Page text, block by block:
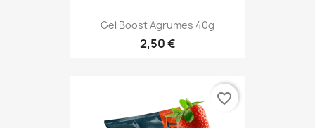
Gel Boost Agrumes 40g
2,50 €
favorite_border